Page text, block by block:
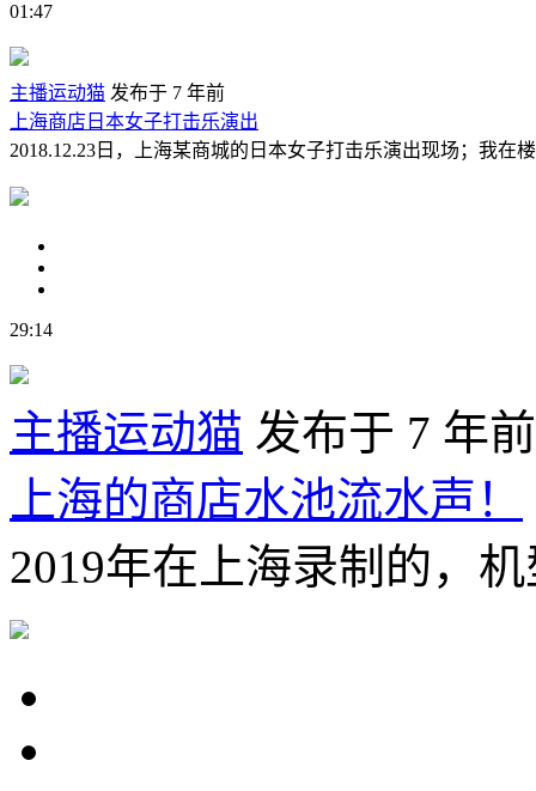
01:47
主播运动猫 发布于 7 年前
上海商店日本女子打击乐演出
2018.12.23日，上海某商城的日本女子打击乐演出现场；我在
29:14
主播运动猫 发布于 7 年前
上海的商店水池流水声！
2019年在上海录制的，机